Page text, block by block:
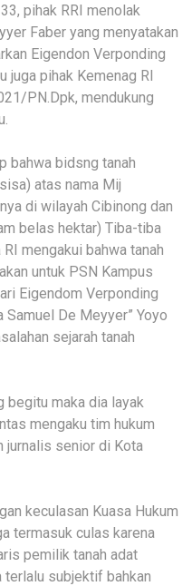
pihak RRI menolak
Faber yang menyatakan
Eigendon Verponding
juga pihak Kemenag RI
PN.Dpk, mendukung
bahwa bidsng tanah
atas nama Mij
di wilayah Cibinong dan
belas hektar) Tiba-tiba
mengakui bahwa tanah
untuk PSN Kampus
Eigendom Verponding
De Meyyer” Yoyo
sejarah tanah
begitu maka dia layak
mengaku tim hukum
jurnalis senior di Kota
keculasan Kuasa Hukum
termasuk culas karena
pemilik tanah adat
terlalu subjektif bahkan